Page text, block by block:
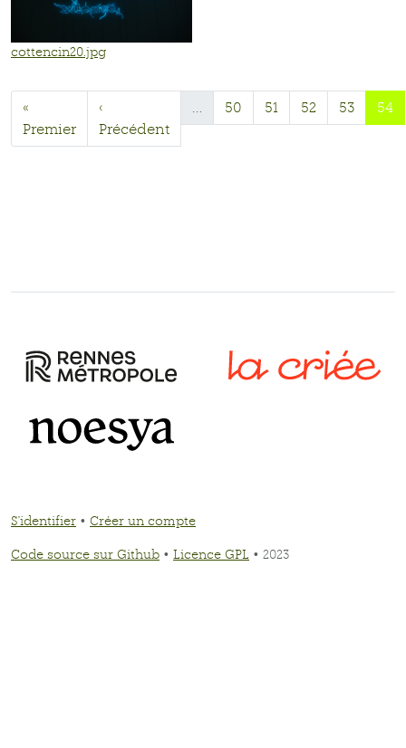
cottencin20.jpg
«
Premier
‹
Précédent
50 51 52 53 54
S'identifier • Créer un compte
Code source sur Github • Licence GPL • 2023